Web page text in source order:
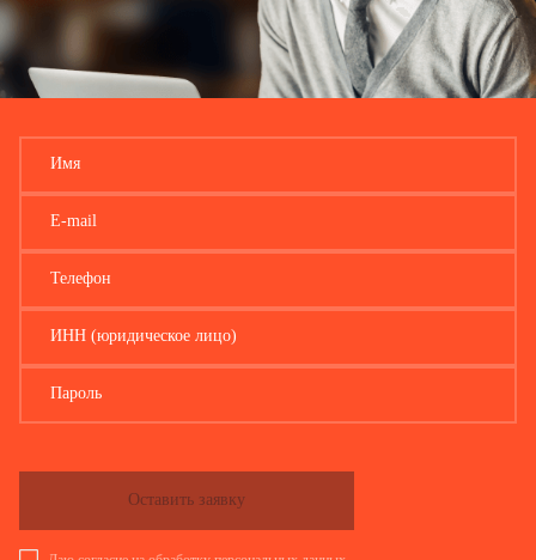
Имя
E-mail
Телефон
ИНН (юридическое лицо)
Пароль
Оставить заявку